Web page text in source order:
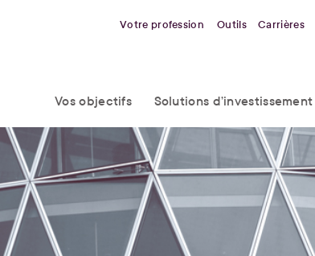
Votre profession Outils Carrières
Vos objectifs Solutions d’investissement